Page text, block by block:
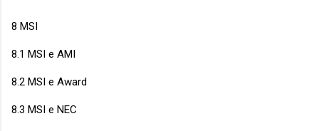
8 MSI
8.1 MSI e AMI
8.2 MSI e Award
8.3 MSI e NEC